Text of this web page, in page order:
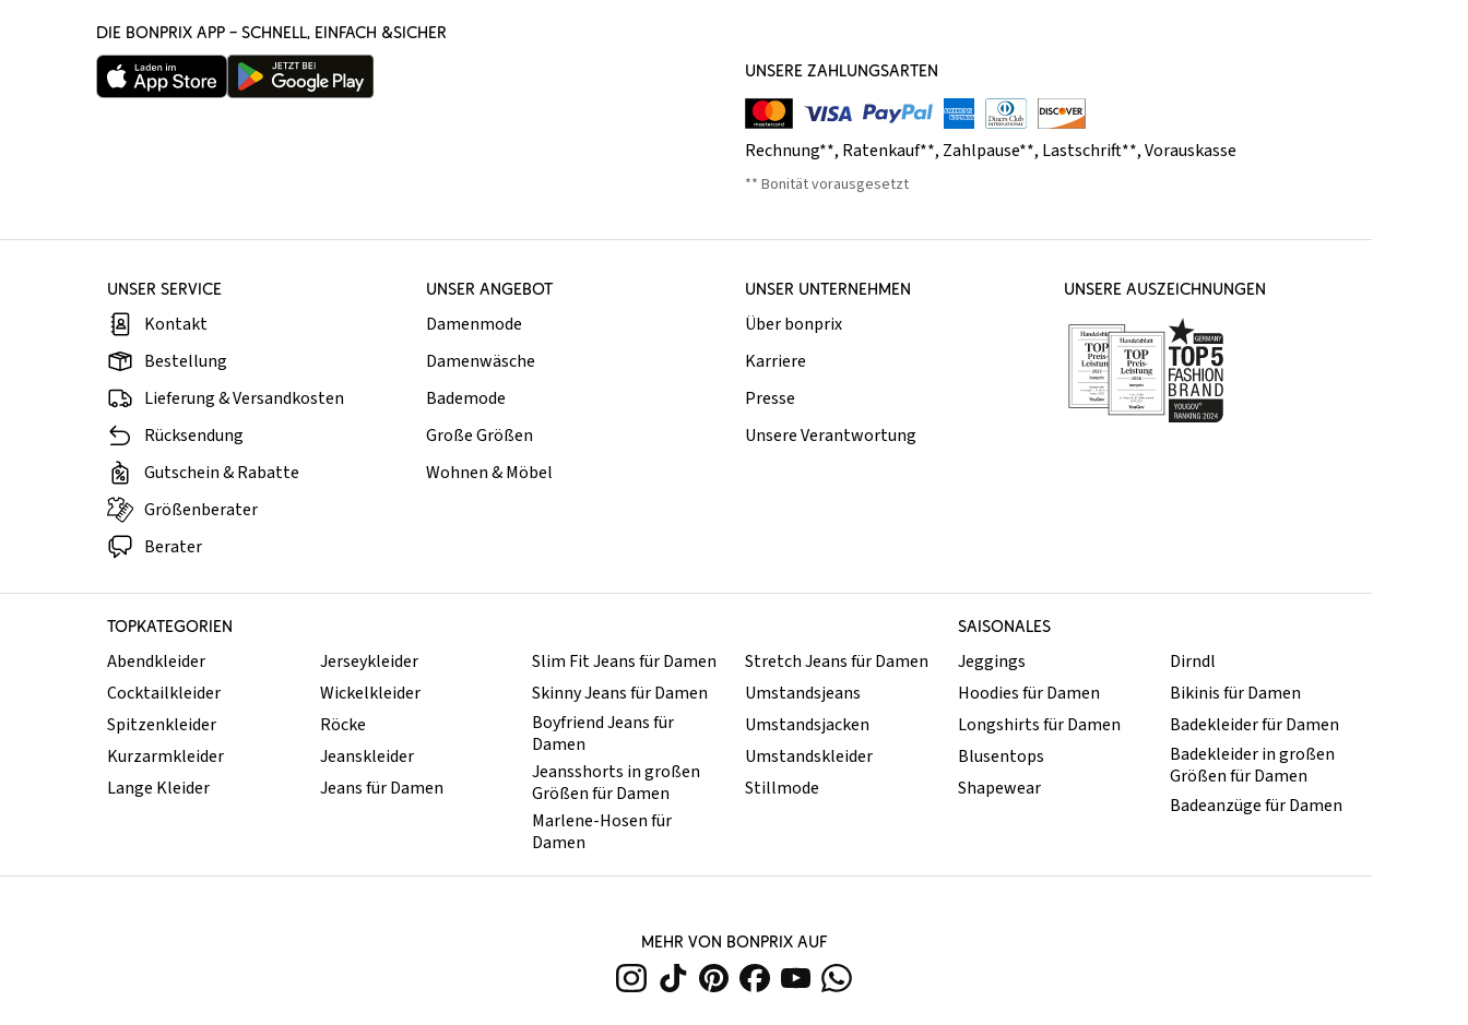
DIE BONPRIX APP – SCHNELL, EINFACH &SICHER
UNSERE ZAHLUNGSARTEN
Rechnung**, Ratenkauf**, Zahlpause**, Lastschrift**,Vorauskasse
** Bonität vorausgesetzt
UNSER SERVICE
Kontakt
Bestellung
Lieferung & Versandkosten
Rücksendung
Gutschein & Rabatte
Größenberater
Berater
UNSER ANGEBOT
Damenmode
Damenwäsche
Bademode
Große Größen
Wohnen & Möbel
UNSER UNTERNEHMEN
Über bonprix
Karriere
Presse
Unsere Verantwortung
UNSERE AUSZEICHNUNGEN
TOPKATEGORIEN SAISONALES
Abendkleider
Cocktailkleider
Spitzenkleider
Kurzarmkleider
Lange Kleider
Jerseykleider
Wickelkleider
Röcke
Jeanskleider
Jeans für Damen
Slim Fit Jeans für Damen
Skinny Jeans für Damen
Boyfriend Jeans für
Damen
Jeansshorts in großen
Größen für Damen
Marlene-Hosen für
Damen
Stretch Jeans für Damen
Umstandsjeans
Umstandsjacken
Umstandskleider
Stillmode
Jeggings
Hoodies für Damen
Longshirts für Damen
Blusentops
Shapewear
Dirndl
Bikinis für Damen
Badekleider für Damen
Badekleider in großen
Größen für Damen
Badeanzüge für Damen
MEHR VON BONPRIX AUF